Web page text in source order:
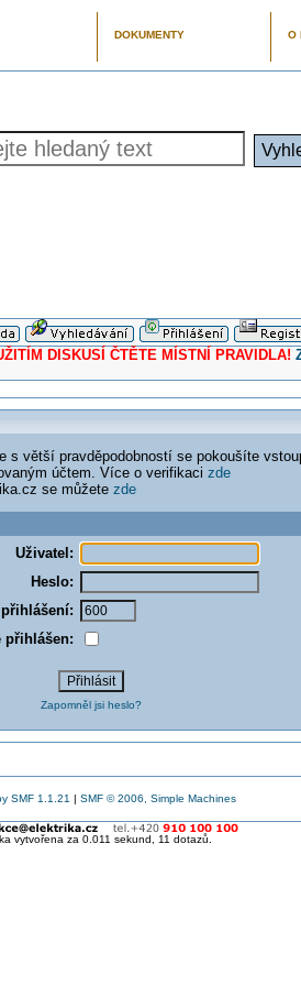
DOKUMENTY O
DISKUSÍ ČTĚTE MÍSTNÍ PRAVIDLA!
s větší pravděpodobností se pokoušíte
účtem. Více o verifikaci zde
se můžete zde
Uživatel:
Heslo:
přihlášení:
přihlášen:
Zapomněl jsi heslo?
SMF 1.1.21 | SMF © 2006, Simple Machines
vytvořena za 0.011 sekund, 11 dotazů.